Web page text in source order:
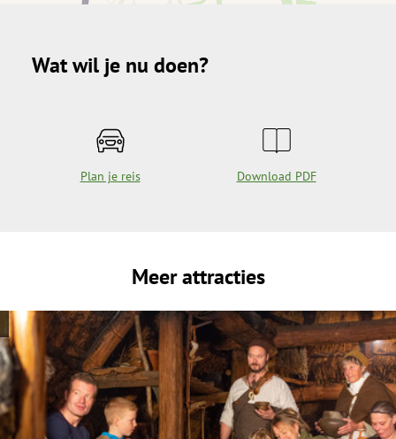
Wat wil je nu doen?
Plan je reis Download PDF
Meer attracties